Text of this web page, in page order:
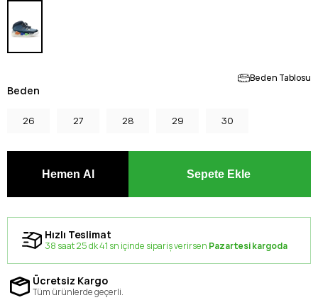
Beden Tablosu
Beden
26 27 28 29 30
Hızlı Teslimat
38 saat 25 dk 41 sn içinde sipariş verirsen Pazartesi kargoda
Ücretsiz Kargo
Tüm ürünlerde geçerli.